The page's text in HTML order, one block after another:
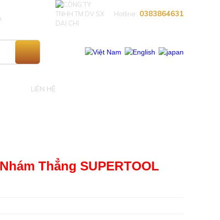
Hotline: 0383864631​
LIÊN HỆ
Thẳng SUPERTOOL